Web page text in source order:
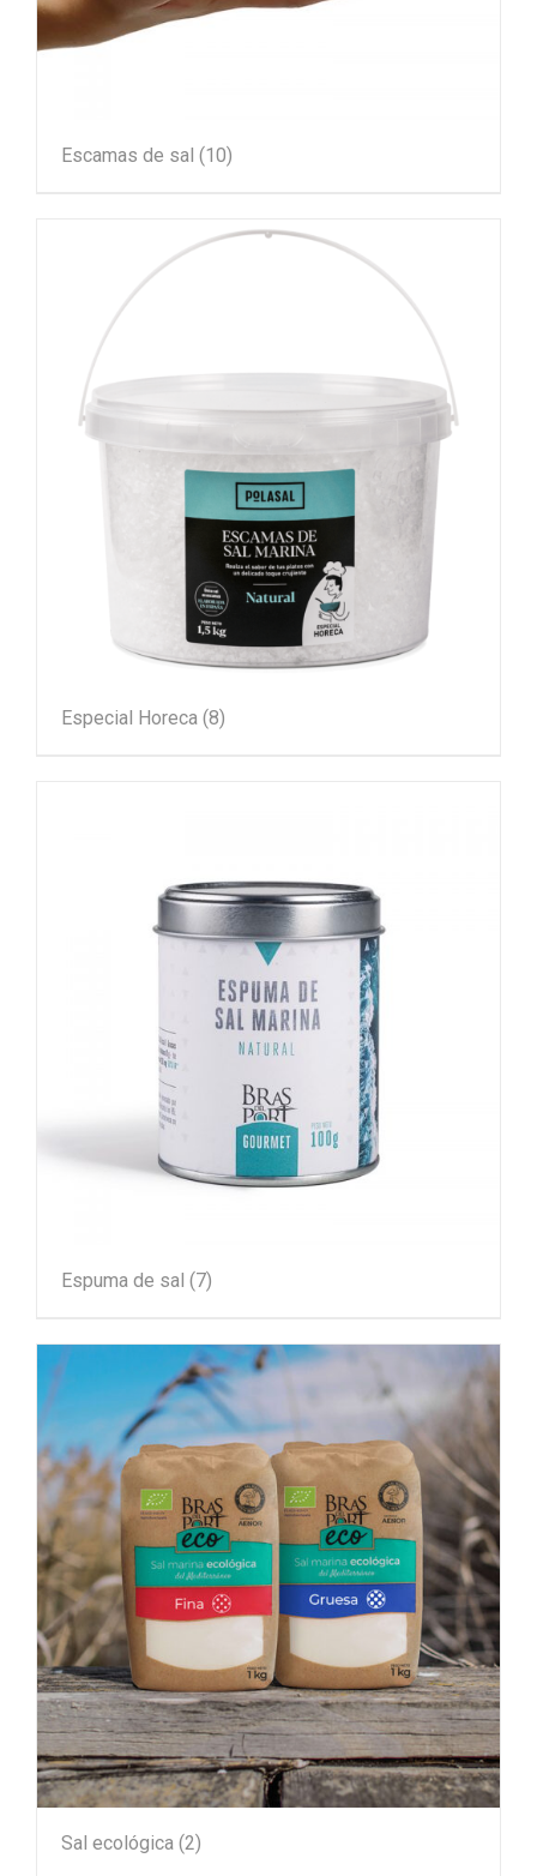
Escamas de sal (10)
Especial Horeca (8)
Espuma de sal (7)
Sal ecológica (2)